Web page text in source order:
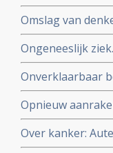
Omslag van
Ongeneeslijk
Onverklaarbaar
Opnieuw
Nijhuis
Over kanker: